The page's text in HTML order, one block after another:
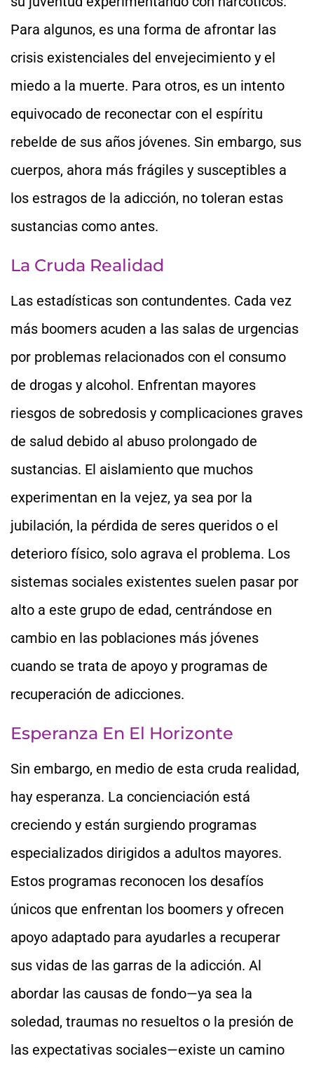
Para algunos, es una forma de afrontar las
crisis existenciales del envejecimiento y el
miedo a la muerte. Para otros, es un intento
equivocado de reconectar con el espíritu
rebelde de sus años jóvenes. Sin embargo, sus
cuerpos, ahora más frágiles y susceptibles a
los estragos de la adicción, no toleran estas
sustancias como antes.
La Cruda Realidad
Las estadísticas son contundentes. Cada vez
más boomers acuden a las salas de urgencias
por problemas relacionados con el consumo
de drogas y alcohol. Enfrentan mayores
riesgos de sobredosis y complicaciones graves
de salud debido al abuso prolongado de
sustancias. El aislamiento que muchos
experimentan en la vejez, ya sea por la
jubilación, la pérdida de seres queridos o el
deterioro físico, solo agrava el problema. Los
sistemas sociales existentes suelen pasar por
alto a este grupo de edad, centrándose en
cambio en las poblaciones más jóvenes
cuando se trata de apoyo y programas de
recuperación de adicciones.
Esperanza En El Horizonte
Sin embargo, en medio de esta cruda realidad,
hay esperanza. La concienciación está
creciendo y están surgiendo programas
especializados dirigidos a adultos mayores.
Estos programas reconocen los desafíos
únicos que enfrentan los boomers y ofrecen
apoyo adaptado para ayudarles a recuperar
sus vidas de las garras de la adicción. Al
abordar las causas de fondo—ya sea la
soledad, traumas no resueltos o la presión de
las expectativas sociales—existe un camino